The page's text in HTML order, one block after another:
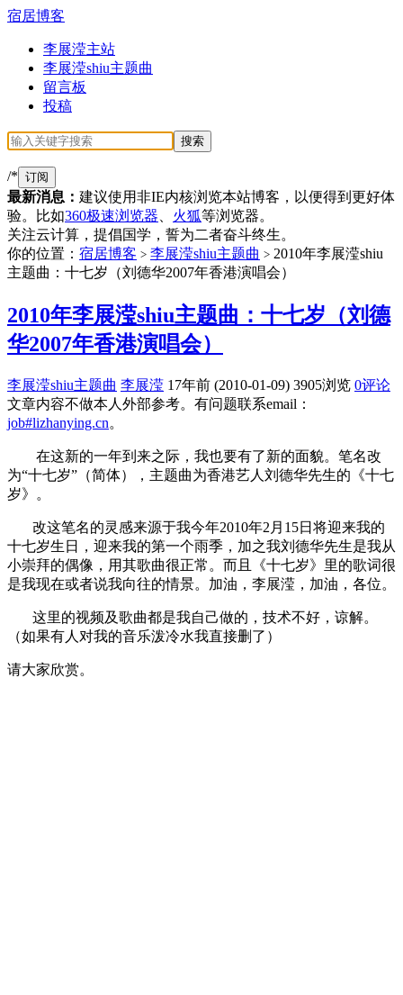
宿居博客
李展滢主站
李展滢shiu主题曲
留言板
投稿
/* 订阅
最新消息： 建议使用非IE内核浏览本站博客，以便得到更好体
验。比如360极速浏览器 火狐等浏览器。
关注云计算，提倡国学，誓为二者奋斗终生。
你的位置： 宿居博客 > 李展滢shiu主题曲 > 2010年李展滢shiu
主题曲：十七岁（刘德华2007年香港演唱会）
2010年李展滢shiu主题曲：十七岁（刘德
华2007年香港演唱会）
李展滢shiu主题曲 李展滢 17年前 (2010-01-09) 3905浏览 0评论
文章内容不做本人外部参考。有问题联系email：
job#lizhanying.cn。
在这新的一年到来之际，我也要有了新的面貌。笔名改
为“十七岁”（简体），主题曲为香港艺人刘德华先生的《十七
岁》。
改这笔名的灵感来源于我今年2010年2月15日将迎来我的
十七岁生日，迎来我的第一个雨季， 加之我刘德华先生是我从
小崇拜的偶像，用其歌曲很正常。而且《十七岁》里的歌词很
是我现在或者说我向往的情景。加油，李展滢，加油，各位。
这里的视频及歌曲都是我自己做的，技术不好，谅解。
（如果有人对我的音乐泼冷水我直接删了）
请大家欣赏。